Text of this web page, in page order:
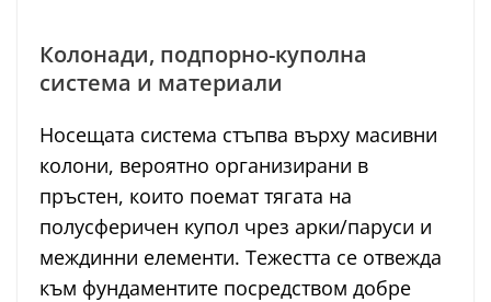
Колонади, подпорно-куполна
система и материали
Носещата система стъпва върху масивни
колони, вероятно организирани в
пръстен, които поемат тягата на
полусферичен купол чрез арки/паруси и
междинни елементи. Тежестта се отвежда
към фундаментите посредством добре